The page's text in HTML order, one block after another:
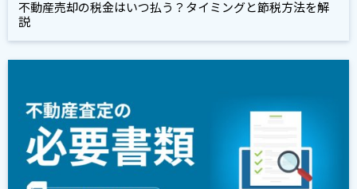
不動産売却の税金はいつ払う？タイミングと節税方法を解
説